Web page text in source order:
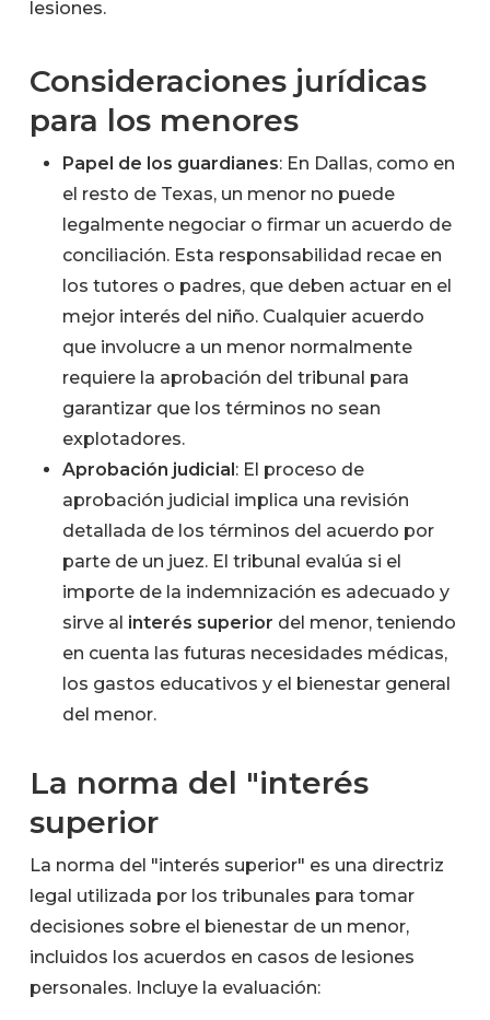
lesiones.
Consideraciones jurídicas
para los menores
Papel de los guardianes: En Dallas, como en
el resto de Texas, un menor no puede
legalmente negociar o firmar un acuerdo de
conciliación. Esta responsabilidad recae en
los tutores o padres, que deben actuar en el
mejor interés del niño. Cualquier acuerdo
que involucre a un menor normalmente
requiere la aprobación del tribunal para
garantizar que los términos no sean
explotadores.
Aprobación judicial: El proceso de
aprobación judicial implica una revisión
detallada de los términos del acuerdo por
parte de un juez. El tribunal evalúa si el
importe de la indemnización es adecuado y
sirve al interés superior del menor, teniendo
en cuenta las futuras necesidades médicas,
los gastos educativos y el bienestar general
del menor.
La norma del "interés
superior
La norma del "interés superior" es una directriz
legal utilizada por los tribunales para tomar
decisiones sobre el bienestar de un menor,
incluidos los acuerdos en casos de lesiones
personales. Incluye la evaluación: